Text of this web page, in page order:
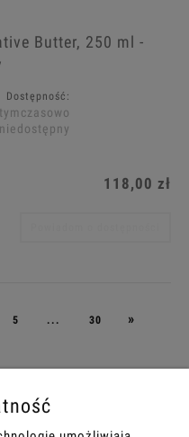
Butter, 250 ml -
Dostępność:
tymczasowo
niedostępny
118,00 zł
5 ... 30 »